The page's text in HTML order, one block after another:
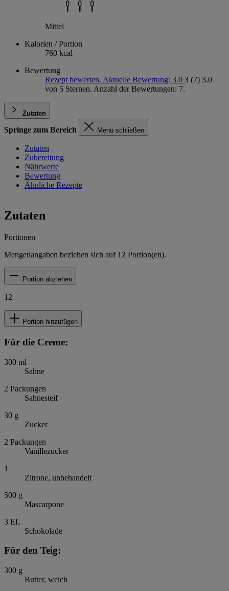
Mittel
Kalorien / Portion
760 kcal
Bewertung
Rezept bewerten. Aktuelle Bewertung: 3.0 3 (7) 3.0
von 5 Sternen. Anzahl der Bewertungen: 7.
Zutaten
Springe zum Bereich Menü schließen
Zutaten
Zubereitung
Nährwerte
Bewertung
Ähnliche Rezepte
Zutaten
Portionen
Mengenangaben beziehen sich auf 12 Portion(en).
Portion abziehen
12
Portion hinzufügen
Für die Creme:
300 ml
Sahne
2 Packungen
Sahnesteif
30 g
Zucker
2 Packungen
Vanillezucker
1
Zitrone, unbehandelt
500 g
Mascarpone
3 EL
Schokolade
Für den Teig:
300 g
Butter, weich